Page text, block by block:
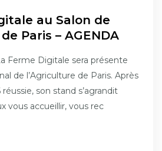
au Salon de
Paris – AGENDA
Ferme Digitale sera présente
de l’Agriculture de Paris. Après
son stand s’agrandit
vous accueillir, vous rec